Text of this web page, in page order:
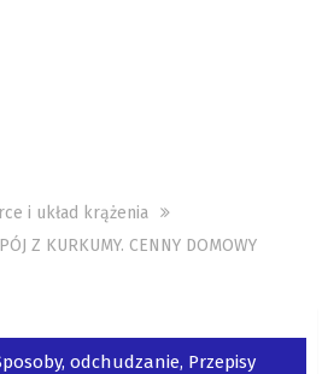
i układ krążenia
Z KURKUMY. CENNY DOMOWY
, odchudzanie, Przepisy